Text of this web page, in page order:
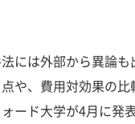
には外部から異論
や、費用対効果の
ード大学が4月に発